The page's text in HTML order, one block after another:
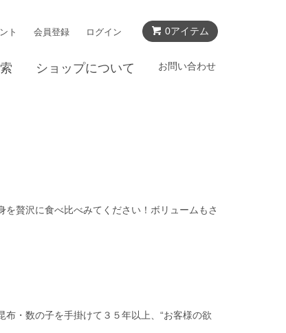
0アイテム
ト 会員登録 ログイン
ショップについて お問い合わせ
贅沢に食べ比べみてください！ボリュームもさ
・数の子を手掛けて３５年以上、“お客様の欲